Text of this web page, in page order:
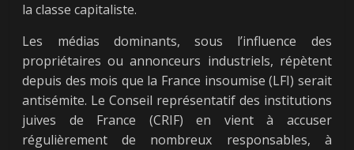
la classe capitaliste.
Les médias dominants, sous l’influence des
propriétaires ou annonceurs industriels, répètent
depuis des mois que la France insoumise (LFI) serait
antisémite. Le Conseil représentatif des institutions
juives de France (CRIF) en vient à accuser
régulièrement de nombreux responsables, à